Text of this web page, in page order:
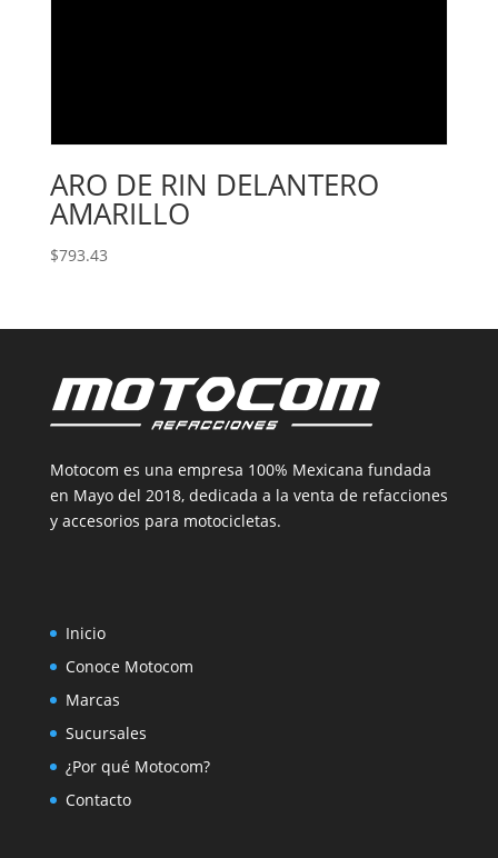
ARO DE RIN DELANTERO
AMARILLO
$793.43
Motocom es una empresa 100% Mexicana fundada
en Mayo del 2018, dedicada a la venta de refacciones
y accesorios para motocicletas.
Inicio
Conoce Motocom
Marcas
Sucursales
¿Por qué Motocom?
Contacto